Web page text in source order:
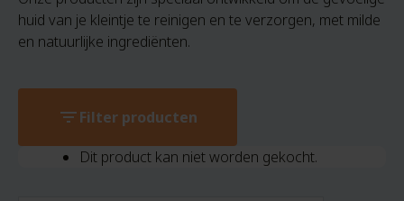
huid van je kleintje te reinigen en te verzorgen, met milde
en natuurlijke ingrediënten.
filter_listFilter producten
Dit product kan niet worden gekocht.